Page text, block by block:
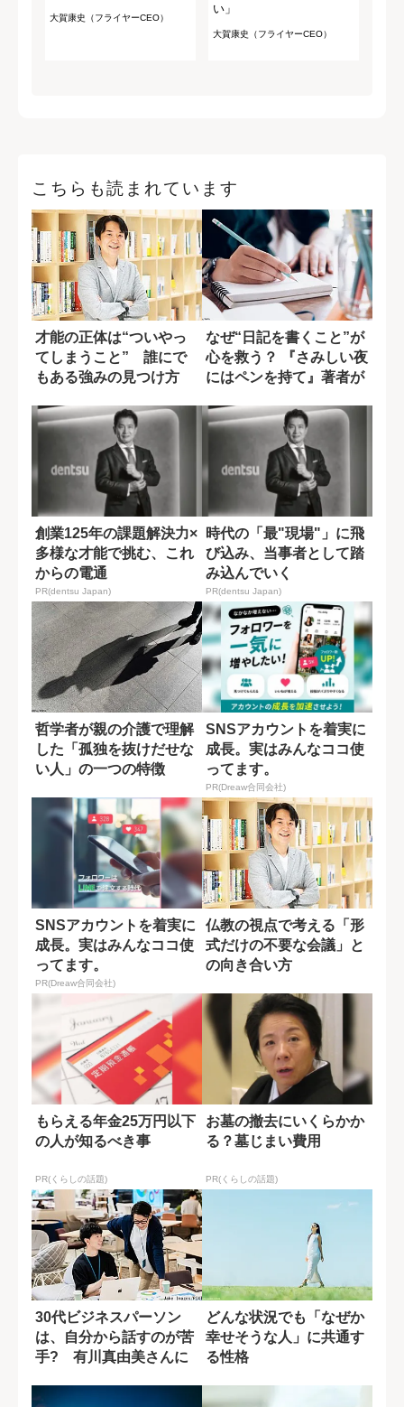
大賀康史（フライヤーCEO）
い」
大賀康史（フライヤーCEO）
こちらも読まれています
才能の正体は“ついやっ
てしまうこと” 誰にで
もある強みの見つけ方
なぜ“日記を書くこと”が
心を救う？ 『さみしい夜
にはペンを持て』著者が
創業125年の課題解決力×
多様な才能で挑む、これ
からの電通
PR(dentsu Japan)
時代の「最"現場"」に飛
び込み、当事者として踏
み込んでいく
PR(dentsu Japan)
哲学者が親の介護で理解
した「孤独を抜けだせな
い人」の一つの特徴
SNSアカウントを着実に
成長。実はみんなココ使
ってます。
PR(Dreaw合同会社)
SNSアカウントを着実に
成長。実はみんなココ使
ってます。
PR(Dreaw合同会社)
仏教の視点で考える「形
式だけの不要な会議」と
の向き合い方
もらえる年金25万円以下
の人が知るべき事
PR(くらしの話題)
お墓の撤去にいくらかか
る？墓じまい費用
PR(くらしの話題)
30代ビジネスパーソン
は、自分から話すのが苦
手? 有川真由美さんに
どんな状況でも「なぜか
幸せそうな人」に共通す
る性格